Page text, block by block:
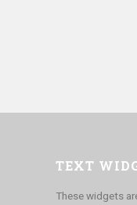
TEXT
These widgets